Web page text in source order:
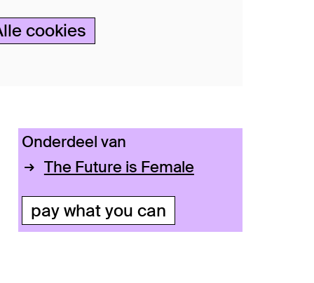
cookies
Onderdeel van
The Future is Female
pay what you can